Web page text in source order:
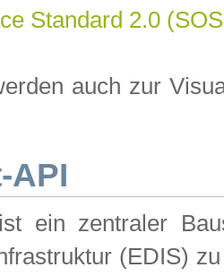
Standard 2.0
auch zur
API
ein zentraler
(EDIS)